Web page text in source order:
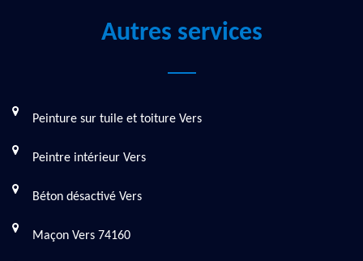
Autres services
Peinture sur tuile et toiture Vers
Peintre intérieur Vers
Béton désactivé Vers
Maçon Vers 74160